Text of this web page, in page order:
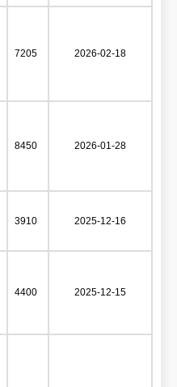
7205 2026-02-18
8450 2026-01-28
3910 2025-12-16
4400 2025-12-15